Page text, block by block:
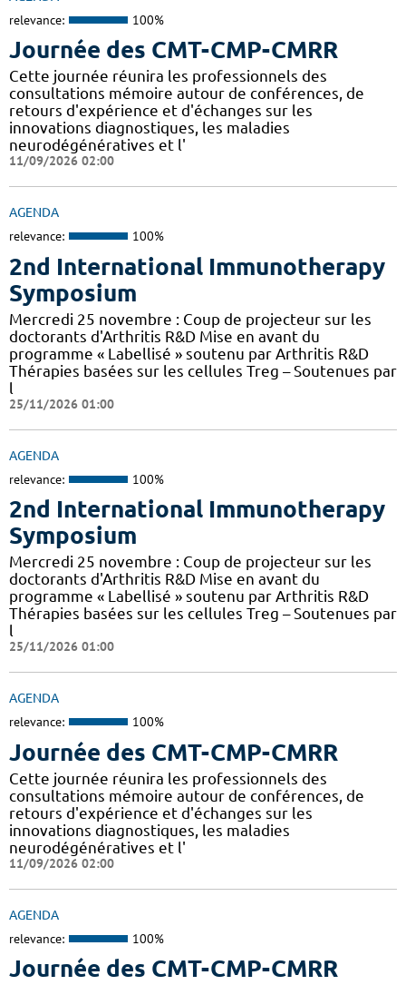
relevance: 100%
Journée des CMT-CMP-CMRR
Cette journée réunira les professionnels des
consultations mémoire autour de conférences, de
retours d'expérience et d'échanges sur les
innovations diagnostiques, les maladies
neurodégénératives et l'
11/09/2026 02:00
AGENDA
relevance: 100%
2nd International Immunotherapy
Symposium
Mercredi 25 novembre : Coup de projecteur sur les
doctorants d'Arthritis R&D Mise en avant du
programme « Labellisé » soutenu par Arthritis R&D
Thérapies basées sur les cellules Treg – Soutenues par
l
25/11/2026 01:00
AGENDA
relevance: 100%
2nd International Immunotherapy
Symposium
Mercredi 25 novembre : Coup de projecteur sur les
doctorants d'Arthritis R&D Mise en avant du
programme « Labellisé » soutenu par Arthritis R&D
Thérapies basées sur les cellules Treg – Soutenues par
l
25/11/2026 01:00
AGENDA
relevance: 100%
Journée des CMT-CMP-CMRR
Cette journée réunira les professionnels des
consultations mémoire autour de conférences, de
retours d'expérience et d'échanges sur les
innovations diagnostiques, les maladies
neurodégénératives et l'
11/09/2026 02:00
AGENDA
relevance: 100%
Journée des CMT-CMP-CMRR